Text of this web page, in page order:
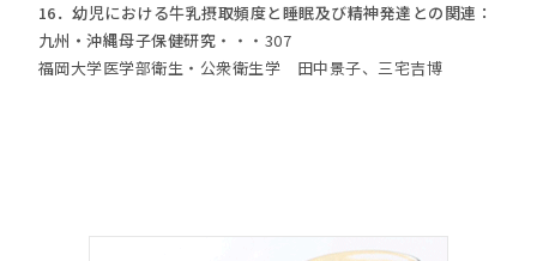
16．幼児における牛乳摂取頻度と睡眠及び精神発達との関連：
九州・沖縄母子保健研究 ・・・307
福岡大学医学部衛生・公衆衛生学 田中景子、三宅吉博